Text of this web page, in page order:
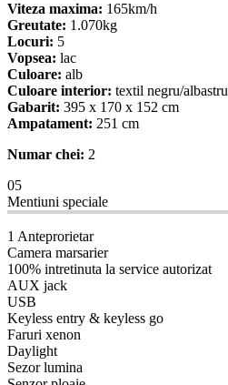
Viteza maxima: 165km/h
Greutate: 1.070kg
Locuri: 5
Vopsea: lac
Culoare: alb
Culoare interior: textil negru/albastru
Gabarit: 395 x 170 x 152 cm
Ampatament: 251 cm
Numar chei: 2
05
Mentiuni speciale
1 Anteprorietar
Camera marsarier
100% intretinuta la service autorizat
AUX jack
USB
Keyless entry & keyless go
Faruri xenon
Daylight
Sezor lumina